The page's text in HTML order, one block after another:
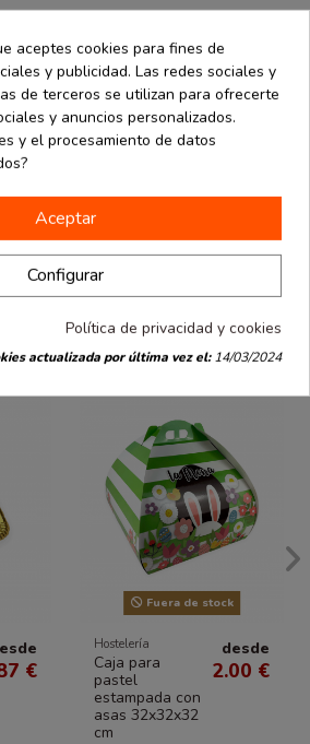
Niza con tapa kraft y base blanca.
€
Fuera de stock
Hostelería
Caja para
pastel
estampada con
asas 32x32x32
cm
desde
2.00 €
aceptes cookies para fines de
y publicidad. Las redes sociales y
de terceros se utilizan para ofrecerte
y anuncios personalizados.
y el procesamiento de datos
Aceptar
Configurar
Política de privacidad y cookies
actualizada por última vez el:14/03/2024